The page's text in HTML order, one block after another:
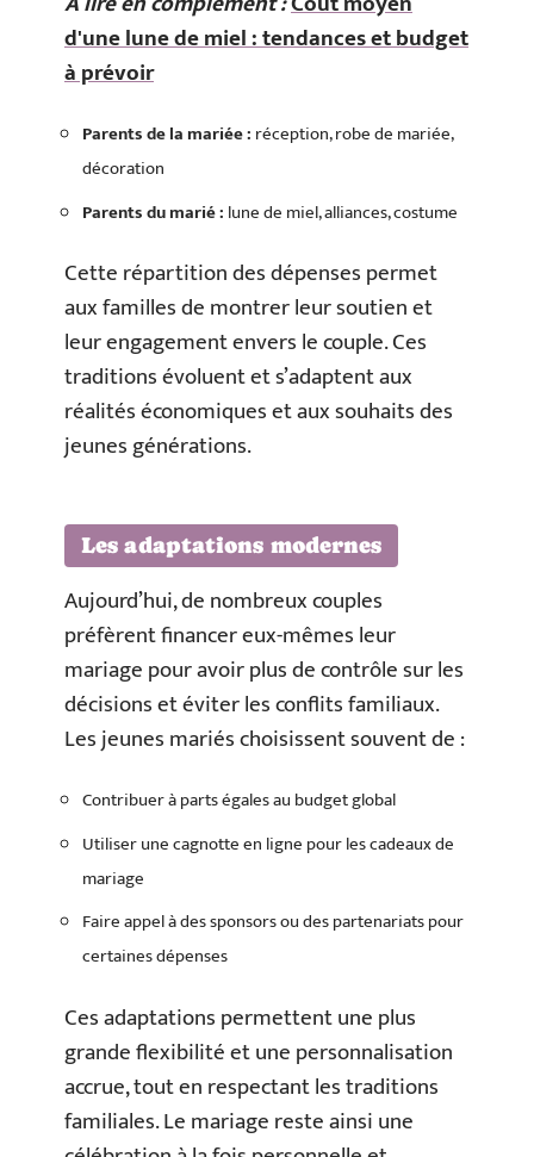
d'une lune de miel : tendances et budget
à prévoir
Parents de la mariée : réception, robe de mariée,
décoration
Parents du marié : lune de miel, alliances, costume
Cette répartition des dépenses permet
aux familles de montrer leur soutien et
leur engagement envers le couple. Ces
traditions évoluent et s’adaptent aux
réalités économiques et aux souhaits des
jeunes générations.
Les adaptations modernes
Aujourd’hui, de nombreux couples
préfèrent financer eux-mêmes leur
mariage pour avoir plus de contrôle sur les
décisions et éviter les conflits familiaux.
Les jeunes mariés choisissent souvent de :
Contribuer à parts égales au budget global
Utiliser une cagnotte en ligne pour les cadeaux de
mariage
Faire appel à des sponsors ou des partenariats pour
certaines dépenses
Ces adaptations permettent une plus
grande flexibilité et une personnalisation
accrue, tout en respectant les traditions
familiales. Le mariage reste ainsi une